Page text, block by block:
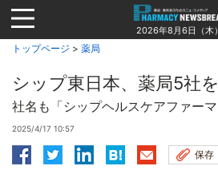
Jump
to
navigation
2026年8月6日（木）
トップページ > 薬局
シップ東日本、薬局5社
社名も「シップヘルスケアファー
2025/4/17 10:57
保存